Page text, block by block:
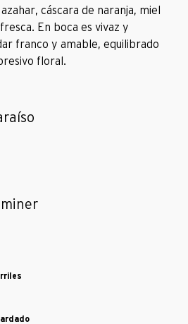
cáscara de naranja, miel
En boca es vivaz y
franco y amable, equilibrado
floral.